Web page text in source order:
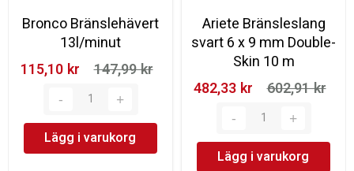
Bronco Bränslehävert
13l/minut
115,10 kr‎
147,99 kr‎
Lägg i varukorg
Ariete Bränsleslang
svart 6 x 9 mm Double-
Skin 10 m
482,33 kr‎
602,91 kr‎
Lägg i varukorg